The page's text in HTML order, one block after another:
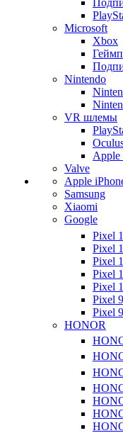
Microsoft
Xbox
Nintendo
VR шлемы
Apple
Valve
Apple
Samsung
Xiaomi
Google
Pixel
Pixel
Pixel
Pixel
Pixel
Pixel
Pixel 9
HONOR